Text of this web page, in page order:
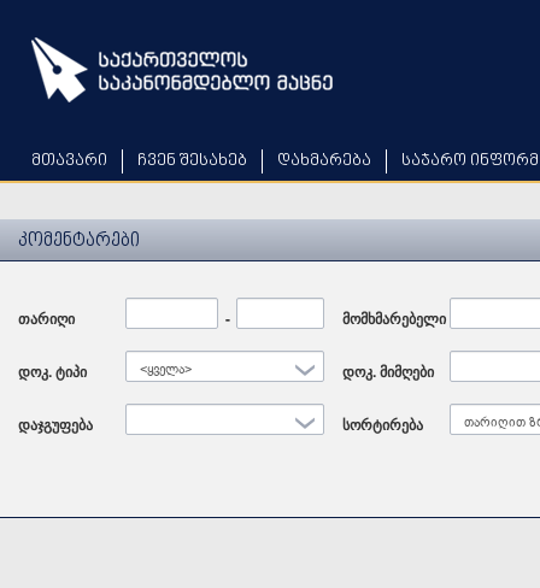
main
content
მთავარი ჩვენ შესახებ დახმარება საჯარო
კომენტარები
თარიღი - მომხმარებელი
დოკ. ტიპი <ყველა> დოკ. მიმღები
დაჯგუფება სორტირება თარიღით